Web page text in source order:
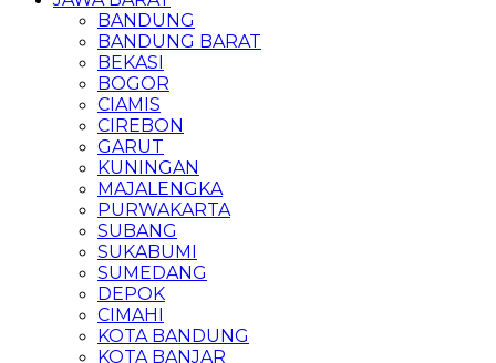
BANDUNG
BANDUNG BARAT
BEKASI
BOGOR
CIAMIS
CIREBON
GARUT
KUNINGAN
MAJALENGKA
PURWAKARTA
SUBANG
SUKABUMI
SUMEDANG
DEPOK
CIMAHI
KOTA BANDUNG
KOTA BANJAR